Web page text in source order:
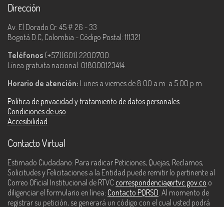
Dirección
Av. El Dorado Cr. 45 # 26 - 33
Bogotá D.C, Colombia - Código Postal: 111321
Teléfonos (+57)(601) 2200700.
Línea gratuita nacional: 018000123414.
Horario de atención: Lunes a viernes de 8:00 a.m. a 5:00 p.m.
Política de privacidad y tratamiento de datos personales
Condiciones de uso
Accesibilidad
Contacto Virtual
Estimado Ciudadano: Para radicar Peticiones, Quejas, Reclamos,
Solicitudes y Felicitaciones a la Entidad puede remitir lo pertinente al
Correo Oficial Institucional de RTVC correspondencia@rtvc.gov.co o
diligenciar el formulario en línea: Contacto PQRSD . Al momento de
registrar su petición, se generará un código con el cual usted podrá